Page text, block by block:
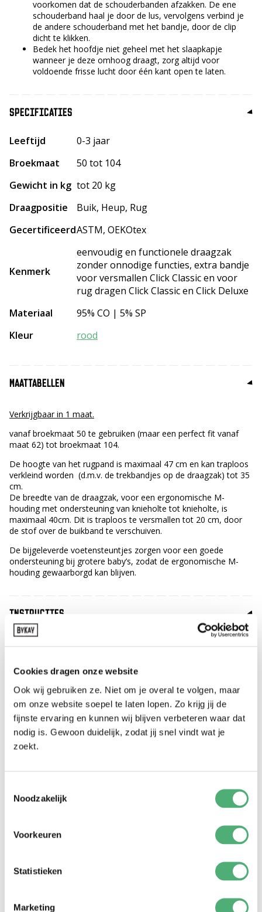
Cookies dragen onze website
Ook wij gebruiken ze. Niet om je overal te volgen, maar
om onze website soepel te laten lopen. Zo krijg jij de
fijnste ervaring en kunnen wij blijven verbeteren waar dat
nodig is. Gewoon duidelijk, zodat jij snel vindt wat je
zoekt.
Noodzakelijk
Voorkeuren
Statistieken
Marketing
voorkomen dat de schouderbanden afzakken. De ene
schouderband haal je door de lus, vervolgens verbind je
de andere schouderband met het bandje, door de clip
dicht te klikken.
Bedek het hoofdje niet geheel met het slaapkapje
wanneer je deze omhoog draagt, zorg altijd voor
voldoende frisse lucht door één kant open te laten.
SPECIFICATIES
Leeftijd
0-3 jaar
Broekmaat
50 tot 104
Gewicht in kg tot 20 kg
Draagpositie
Buik, Heup, Rug
GecertificeerdASTM, OEKOtex
Kenmerk
eenvoudig en functionele draagzak
zonder onnodige functies, extra bandje
voor versmallen Click Classic en voor
rug dragen Click Classic en Click Deluxe
Materiaal
95% CO | 5% SP
Kleur
rood
MAATTABELLEN
Verkrijgbaar in 1 maat.
vanaf broekmaat 50 te gebruiken (maar een perfect fit vanaf
maat 62) tot broekmaat 104.
De hoogte van het rugpand is maximaal 47 cm en kan traploos
verkleind worden (d.m.v. de trekbandjes op de draagzak) tot 35
cm.
De breedte van de draagzak, voor een ergonomische M-
houding met ondersteuning van knieholte tot knieholte, is
maximaal 40cm. Dit is traploos te versmallen tot 20 cm, door
de stof over de buikband te verschuiven.
De bijgeleverde voetensteuntjes zorgen voor een goede
ondersteuning bij grotere baby’s, zodat de ergonomische M-
houding gewaarborgd kan blijven.
INSTRUCTIES
de instructiekrant onzeinstructiepagina.
Basisinstructies
Click Deluxe Features